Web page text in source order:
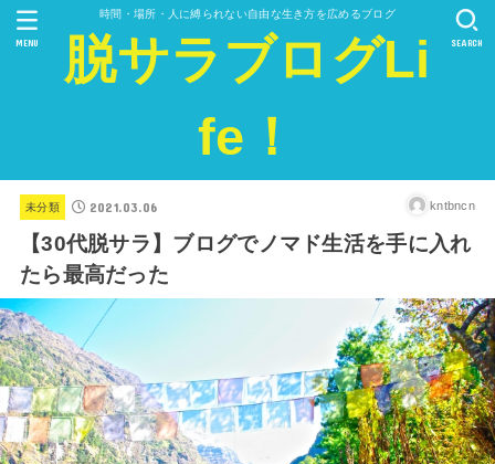
時間・場所・人に縛られない自由な生き方を広めるブログ
脱サラブログLi
fe！
SEARCH
MENU
未分類 2021.03.06 kntbncn
【30代脱サラ】ブログでノマド生活を手に入れ
たら最高だった